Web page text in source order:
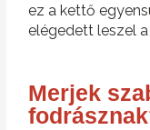
ez a kettő
elégedett leszel
Merjek